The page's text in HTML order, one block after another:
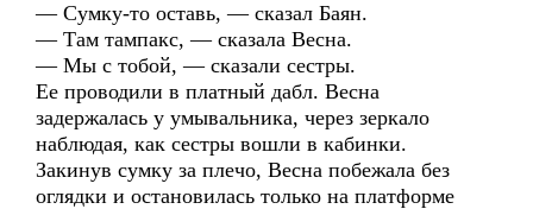
— Сумку-то оставь, — сказал Баян.
— Там тампакс, — сказала Весна.
— Мы с тобой, — сказали сестры.
Ее проводили в платный дабл. Весна
задержалась у умывальника, через зеркало
наблюдая, как сестры вошли в кабинки.
Закинув сумку за плечо, Весна побежала без
оглядки и остановилась только на платформе